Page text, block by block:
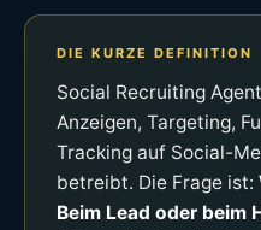
DIE KURZE DEFINITION
Social Recruiting
Anzeigen, Targeting,
Tracking auf Social-
betreibt. Die Frage ist:
Beim Lead oder beim